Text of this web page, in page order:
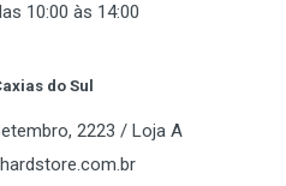
10:00 às 14:00
do Sul
2223 / Loja A